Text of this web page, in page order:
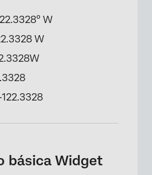
W
W
122.3328
básica Widget